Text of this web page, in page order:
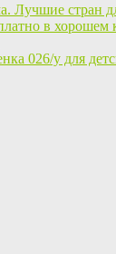
Лучшие стран